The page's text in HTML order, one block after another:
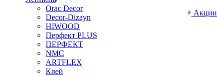
Orac Decor
Decor-Dizayn
HIWOOD
Перфект PLUS
ПЕРФЕКТ
NMC
ARTFLEX
Клей
Акции